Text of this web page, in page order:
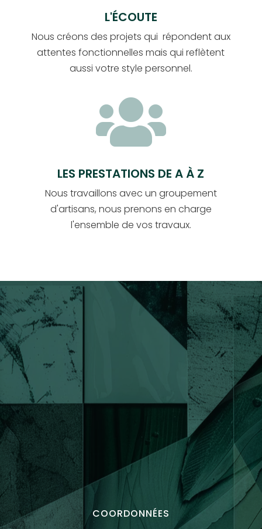
L'ÉCOUTE
Nous créons des projets qui répondent aux
attentes fonctionnelles mais qui reflètent
aussi votre style personnel.

LES PRESTATIONS DE A À Z
Nous travaillons avec un groupement
d'artisans, nous prenons en charge
l'ensemble de vos travaux.
COORDONNÉES